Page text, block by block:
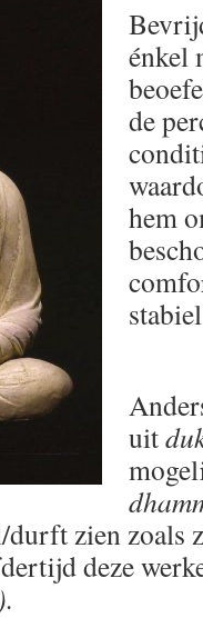
énkel
de
hem
uit
durft zien
deze